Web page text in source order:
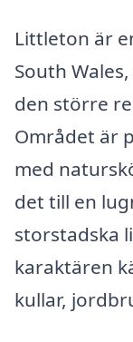
Littleton är
South
den större
Området är
med
det till en
storstadska
karaktären
kullar,